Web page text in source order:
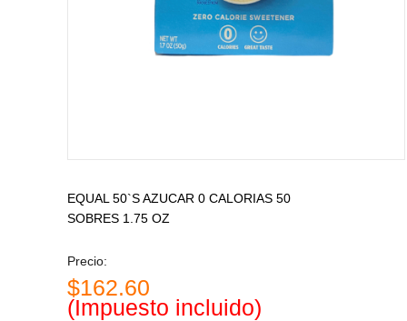
EQUAL 50`S AZUCAR 0 CALORIAS 50
SOBRES 1.75 OZ
Precio:
$162.60
(Impuesto incluido)